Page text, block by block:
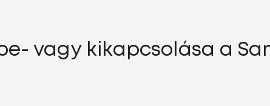
vagy kikapcsolása a